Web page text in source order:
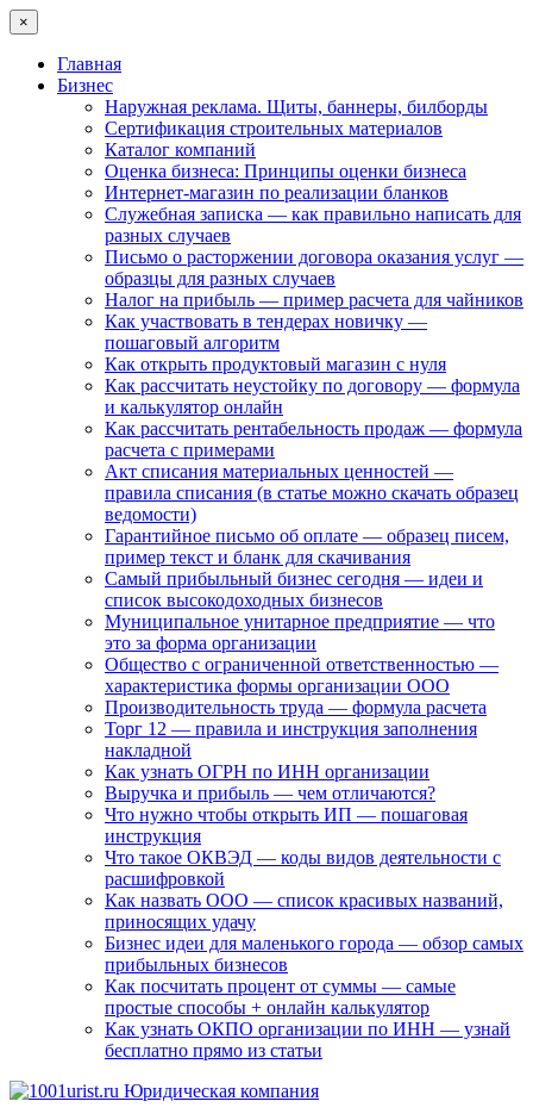
×
Главная
Бизнес
Наружная реклама. Щиты, баннеры, билборды
Сертификация строительных материалов
Каталог компаний
Оценка бизнеса: Принципы оценки бизнеса
Интернет-магазин по реализации бланков
Служебная записка — как правильно написать для
разных случаев
Письмо о расторжении договора оказания услуг —
образцы для разных случаев
Налог на прибыль — пример расчета для чайников
Как участвовать в тендерах новичку —
пошаговый алгоритм
Как открыть продуктовый магазин с нуля
Как рассчитать неустойку по договору — формула
и калькулятор онлайн
Как рассчитать рентабельность продаж — формула
расчета с примерами
Акт списания материальных ценностей —
правила списания (в статье можно скачать образец
ведомости)
Гарантийное письмо об оплате — образец писем,
пример текст и бланк для скачивания
Самый прибыльный бизнес сегодня — идеи и
список высокодоходных бизнесов
Муниципальное унитарное предприятие — что
это за форма организации
Общество с ограниченной ответственностью —
характеристика формы организации ООО
Производительность труда — формула расчета
Торг 12 — правила и инструкция заполнения
накладной
Как узнать ОГРН по ИНН организации
Выручка и прибыль — чем отличаются?
Что нужно чтобы открыть ИП — пошаговая
инструкция
Что такое ОКВЭД — коды видов деятельности с
расшифровкой
Как назвать ООО — список красивых названий,
приносящих удачу
Бизнес идеи для маленького города — обзор самых
прибыльных бизнесов
Как посчитать процент от суммы — самые
простые способы + онлайн калькулятор
Как узнать ОКПО организации по ИНН — узнай
бесплатно прямо из статьи